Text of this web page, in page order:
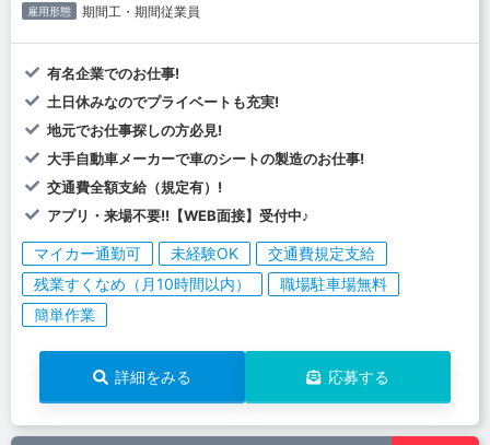
雇用形態 期間工・期間従業員
有名企業でのお仕事!
土日休みなのでプライベートも充実!
地元でお仕事探しの方必見!
大手自動車メーカーで車のシートの製造のお仕事!
交通費全額支給（規定有）!
アプリ・来場不要!!【WEB面接】受付中♪
マイカー通勤可 未経験OK
交通費規定支給
残業すくなめ（月10時間以内）
職場駐車場無料
簡単作業
詳細をみる 応募する